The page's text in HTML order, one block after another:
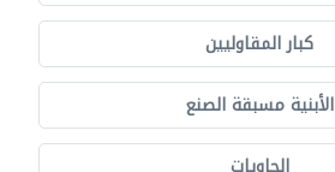
كبار المقاوليين
الأبنية مسبقة الصنع